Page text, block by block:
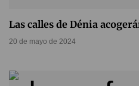
Las calles de Dénia
20 de mayo de 2024